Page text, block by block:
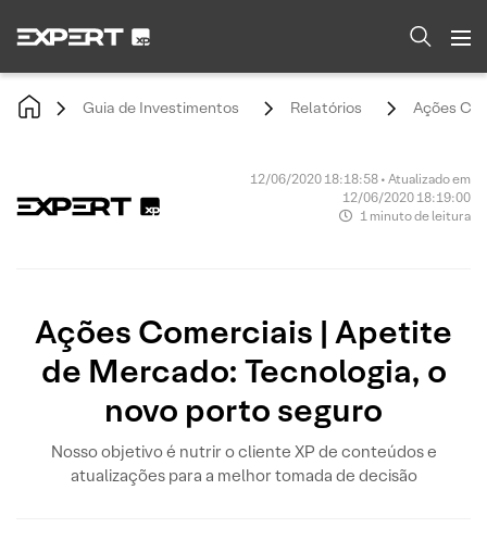
Guia de Investimentos Relatórios Ações
12/06/2020 18:18:58 • Atualizado em
12/06/2020 18:19:00
1 minuto de leitura
Ações Comerciais | Apetite
de Mercado: Tecnologia, o
novo porto seguro
Nosso objetivo é nutrir o cliente XP de conteúdos e
atualizações para a melhor tomada de decisão